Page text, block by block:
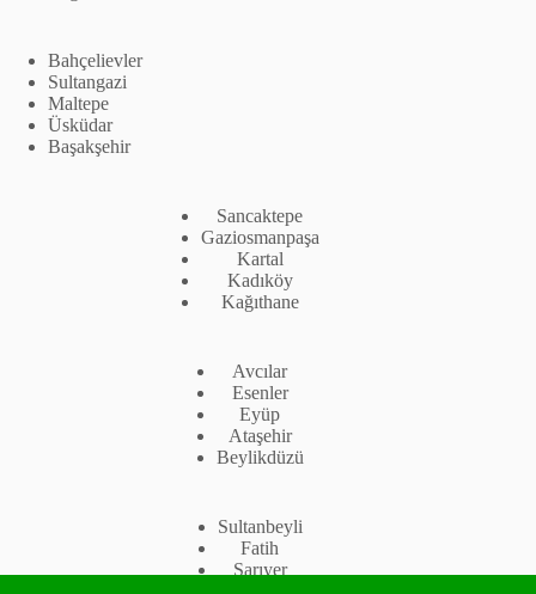
Bahçelievler
Sultangazi
Maltepe
Üsküdar
Başakşehir
Sancaktepe
Gaziosmanpaşa
Kartal
Kadıköy
Kağıthane
Avcılar
Esenler
Eyüp
Ataşehir
Beylikdüzü
Sultanbeyli
Fatih
Sarıyer